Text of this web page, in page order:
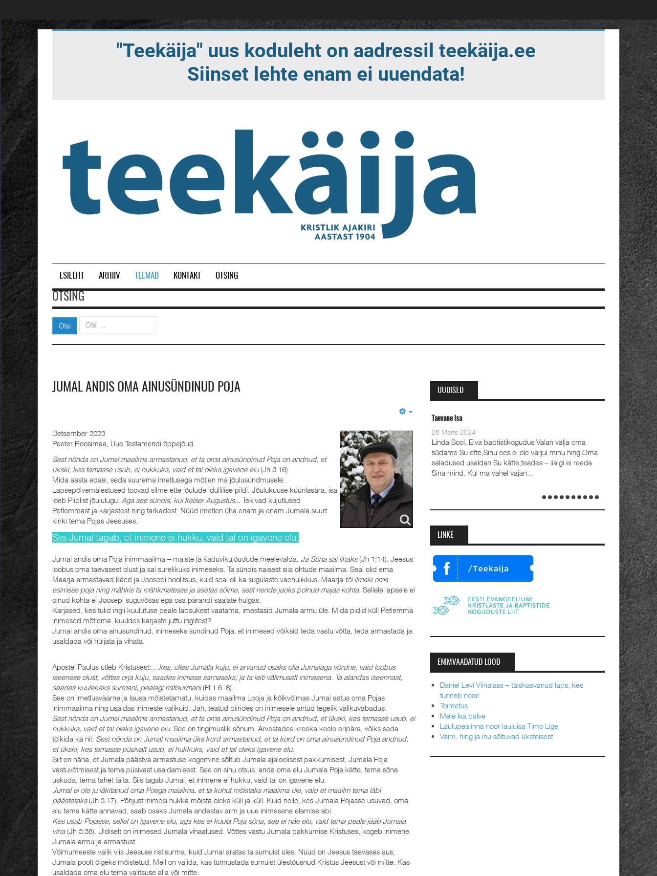
ESILEHT ARHIIV TEEMAD KONTAKT OTSING
OTSING
Otsi Otsi
JUMAL ANDIS OMA AINUSÜNDINUD POJA
Detsember 2023
Peeter Roosimaa, Uue Testamendi õppejõud
Sest nõnda on Jumal maailma armastanud, et ta oma ainusündinud Poja on andnud, et
ükski, kes temasse usub, ei hukkuks, vaid et tal oleks igavene elu(Jh 3:16).
Mida aasta edasi, seda suurema imetlusega mõtlen ma jõulusündmusele.
Lapsepõlvemälestused toovad silme ette jõulude idüllilise pildi. Jõulukuuse küünlasära, isa
loeb Piiblist jõululugu: Aga see sündis, kui keiser Augustus...
Tekivad kujutlused
Petlemmast ja karjastest ning tarkadest. Nüüd imetlen üha enam ja enam Jumala suurt
kinki tema Pojas Jeesuses.
Siis Jumal tagab, et inimene ei hukku, vaid tal on igavene elu.
Jumal andis oma Poja inimmaailma ‒ maiste ja kaduvikujõudude meelevalda. Ja Sõna sai lihaks(Jh 1:14). Jeesus
loobus oma taevasest olust ja sai surelikuks inimeseks. Ta sündis naisest siia ohtude maailma. Seal olid ema
Maarja armastavad käed ja Joosepi hoolitsus, kuid seal oli ka sugulaste vaenulikkus. Maarja tõi ilmale oma
esimese poja ning mähkis ta mähkmetesse ja asetas sõime, sest nende jaoks polnud majas kohta. Sellele lapsele ei
olnud kohta ei Joosepi suguvõsas ega osa pärandi saajate hulgas.
Karjased, kes tulid ingli kuulutuse peale lapsukest vaatama, imestasid Jumala armu üle. Mida pidid küll Petlemma
inimesed mõtlema, kuuldes karjaste juttu inglitest?
Jumal andis oma ainusündinud, inimeseks sündinud Poja, et inimesed võiksid teda vastu võtta, teda armastada ja
usaldada või hüljata ja vihata.
Apostel Paulus ütleb Kristusest:
...kes, olles Jumala kuju, ei arvanud osaks olla Jumalaga võrdne, vaid loobus
iseenese olust, võttes orja kuju, saades inimese sarnaseks; ja ta leiti välimuselt inimesena. Ta alandas iseennast,
saades kuulekaks surmani, pealegi ristisurmani(Fl 1:6–8).
See on imetlusväärne ja lausa mõistetamatu, kuidas maailma Looja ja kõikvõimas Jumal astus oma Pojas
inimmaailma ning usaldas inimeste valikuid. Jah, teatud piirides on inimesele antud tegelik valikuvabadus.
Sest nõnda on Jumal maailma armastanud, et ta oma ainusündinud Poja on andnud, et ükski, kes temasse usub, ei
hukkuks, vaid et tal oleks igavene elu. See on tingimuslik sõnum. Arvestades kreeka keele eripära, võiks seda
tõlkida ka nii: Sest nõnda on Jumal maailma üks kord armastanud, et ta kord on oma ainusündinud Poja andnud,
et ükski, kes temasse püsivalt usub, ei hukkuks, vaid et tal oleks igavene elu.
Siit on näha, et Jumala päästva armastuse kogemine sõltub Jumala ajaloolisest pakkumisest, Jumala Poja
vastuvõtmisest ja tema püsivast usaldamisest. See on sinu otsus: anda oma elu Jumala Poja kätte, tema sõna
uskuda, tema tahet täita. Siis tagab Jumal, et inimene ei hukku, vaid tal on igavene elu.
Jumal ei ole ju läkitanud oma Poega maailma, et ta kohut mõistaks maailma üle, vaid et maailm tema läbi
päästetaks(Jh 3:17). Põhjust inimesi hukka mõista oleks küll ja küll. Kuid neile, kes Jumala Pojasse usuvad, oma
elu tema kätte annavad, saab osaks Jumala andestav arm ja uue inimesena elamise abi.
Kes usub Pojasse, sellel on igavene elu, aga kes ei kuula Poja sõna, see ei näe elu, vaid tema peale jääb Jumala
viha(Jh 3:36). Üldiselt on inimesed Jumala vihaalused. Võttes vastu Jumala pakkumise Kristuses, kogeb inimene
Jumala armu ja armastust.
Võimumeeste valik viis Jeesuse ristisurma, kuid Jumal äratas ta surnuist üles. Nüüd on Jeesus taevases aus,
Jumala poolt õigeks mõistetud. Meil on valida, kas tunnustada surnuist ülestõusnud Kristus Jeesust või mitte. Kas
usaldada oma elu tema valitsuse alla või mitte.
UUDISED
Linda Sool, Elva baptistikogudus Valan välja oma
südame Su ette,Sinu ees ei ole varjul minu hing.Oma
saladused usaldan Su kätte,teades – iialgi ei reeda
Sina mind. Kui ma vahel vajan...
Oleviste kahe pastori ordineerimine
28 Detsember 2023
Detsember 2023 Kaks aastat tagasi, 1.
advendipühapäeval seati Oleviste
koguduses pastoriteks Teet Uuemõis (56)
ja Rait Tõnnori (35), kelle kõrval seisavad ustavad
toimus samuti 1. advendil, 3. detsembril 2023.
LINKE
ENIMVAADATUD LOOD
Daniel Levi Viinalass – täiskasvanud laps, kes
tunneb noori
Toimetus
Meie Isa palve
Laulupealinna noor lauluisa Timo Lige
Vaim, hing ja ihu sõltuvad üksteisest